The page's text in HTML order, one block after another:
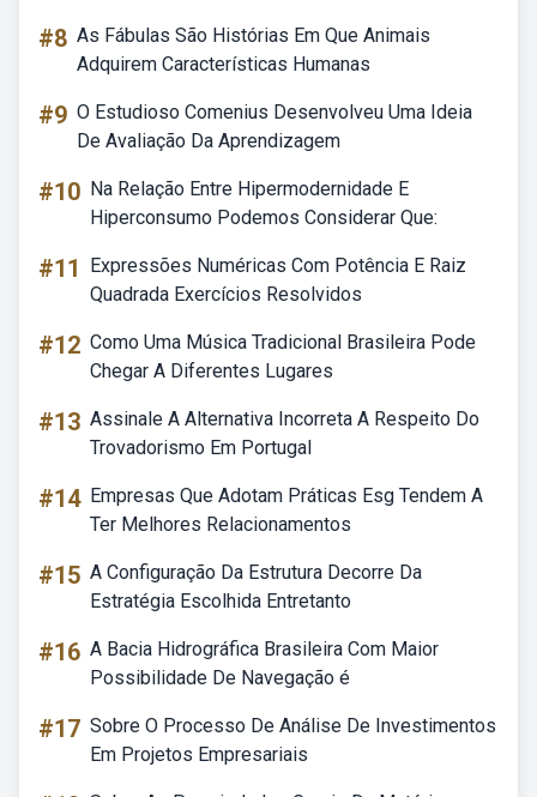
#8 As Fábulas São Histórias Em Que Animais
Adquirem Características Humanas
#9 O Estudioso Comenius Desenvolveu Uma Ideia
De Avaliação Da Aprendizagem
#10 Na Relação Entre Hipermodernidade E
Hiperconsumo Podemos Considerar Que:
#11
Expressões Numéricas Com Potência E Raiz
Quadrada Exercícios Resolvidos
#12 Como Uma Música Tradicional Brasileira Pode
Chegar A Diferentes Lugares
#13 Assinale A Alternativa Incorreta A Respeito Do
Trovadorismo Em Portugal
#14 Empresas Que Adotam Práticas Esg Tendem A
Ter Melhores Relacionamentos
#15 A Configuração Da Estrutura Decorre Da
Estratégia Escolhida Entretanto
#16 A Bacia Hidrográfica Brasileira Com Maior
Possibilidade De Navegação é
#17 Sobre O Processo De Análise De Investimentos
Em Projetos Empresariais